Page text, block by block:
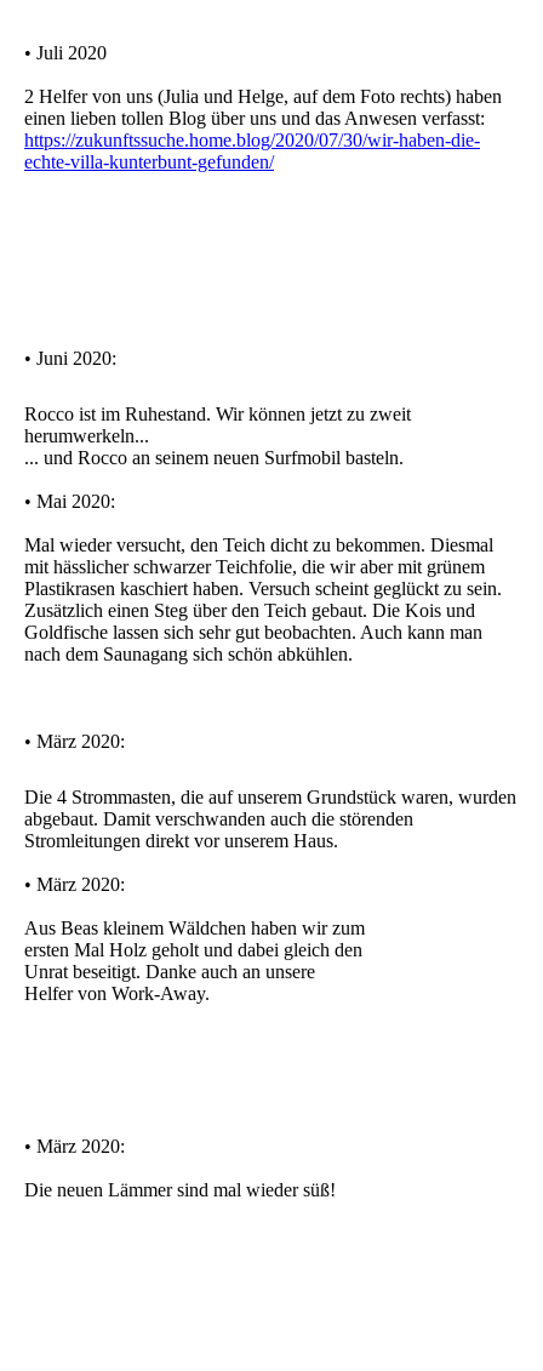
• Juli 2020
2 Helfer von uns (Julia und Helge, auf dem Foto rechts) haben
einen lieben tollen Blog über uns und das Anwesen verfasst:
https://zukunftssuche.home.blog/2020/07/30/wir-haben-die-
echte-villa-kunterbunt-gefunden/
• Juni 2020:
Rocco ist im Ruhestand. Wir können jetzt zu zweit
herumwerkeln...
... und Rocco an seinem neuen Surfmobil basteln.
• Mai 2020:
Mal wieder versucht, den Teich dicht zu bekommen. Diesmal
mit hässlicher schwarzer Teichfolie, die wir aber mit grünem
Plastikrasen kaschiert haben. Versuch scheint geglückt zu sein.
Zusätzlich einen Steg über den Teich gebaut. Die Kois und
Goldfische lassen sich sehr gut beobachten. Auch kann man
nach dem Saunagang sich schön abkühlen.
• März 2020:
Die 4 Strommasten, die auf unserem Grundstück waren, wurden
abgebaut. Damit verschwanden auch die störenden
Stromleitungen direkt vor unserem Haus.
• März 2020:
Aus Beas kleinem Wäldchen haben wir zum
ersten Mal Holz geholt und dabei gleich den
Unrat beseitigt. Danke auch an unsere
Helfer von Work-Away.
• März 2020:
Die neuen Lämmer sind mal wieder süß!